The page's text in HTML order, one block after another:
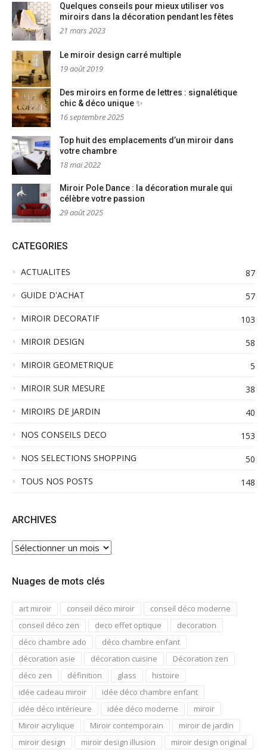
Quelques conseils pour mieux utiliser vos
miroirs dans la décoration pendant les fêtes
21 mars 2023
Le miroir design carré multiple
19 août 2019
Des miroirs en forme de lettres : signalétique
chic & déco unique ✨
16 septembre 2025
Top huit des emplacements d’un miroir dans
votre chambre
18 mai 2022
Miroir Pole Dance : la décoration murale qui
célèbre votre passion
29 août 2025
CATEGORIES
ACTUALITES
87
GUIDE D'ACHAT
57
MIROIR DECORATIF
103
MIROIR DESIGN
58
MIROIR GEOMETRIQUE
5
MIROIR SUR MESURE
38
MIROIRS DE JARDIN
40
NOS CONSEILS DECO
153
NOS SELECTIONS SHOPPING
50
TOUS NOS POSTS
148
ARCHIVES
ARCHIVES
Nuages de mots clés
art miroir conseil déco miroir
conseil déco moderne
conseil déco zen
deco effet optique
decoration
déco chambre ado
déco chambre enfant
décoration asie
décoration cuisine
Décoration zen
déco zen
définition glass
histoire
idée cadeau miroir
idée déco chambre enfant
idée déco intérieure
idée déco moderne
miroir
Miroir acrylique
Miroir contemporain
miroir de jardin
miroir design
miroir design illusion
miroir design original